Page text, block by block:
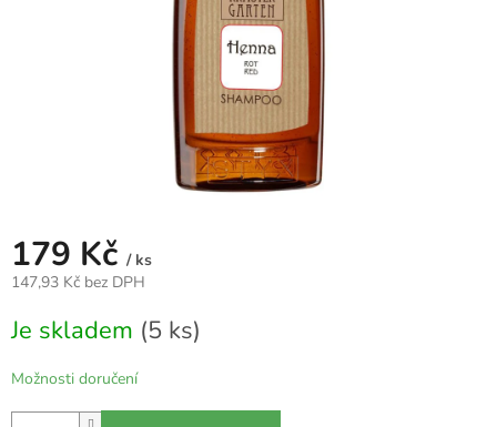
179 Kč / ks
147,93 Kč bez DPH
cena:
Je skladem (5 ks)
Možnosti doručení